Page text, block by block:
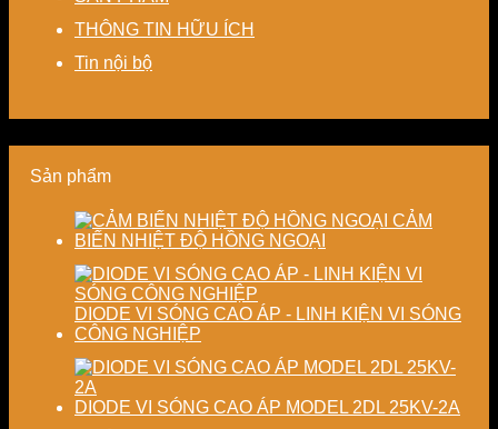
nâng
thành
chi
phí
sản
năng
chất
lượng
phẩm
Giải
pháp
tiết
kiệm
lượng
định
lượng
sấy
nghiệp
THÔNG TIN HỮU ÍCH
Tin nội bộ
Sản phẩm
CẢM
BIẾN NHIỆT ĐỘ HỒNG NGOẠI
DIODE VI SÓNG CAO ÁP - LINH KIỆN VI SÓNG
CÔNG NGHIỆP
DIODE VI SÓNG CAO ÁP MODEL 2DL 25KV-2A